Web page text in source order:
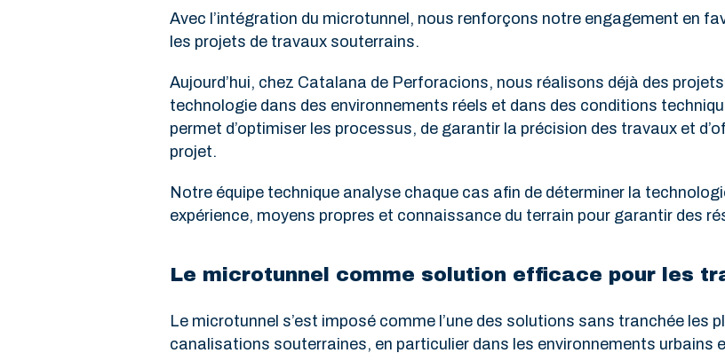
Avec l’intégration du microtunnel, nous renforçons notre engagement en
les projets de travaux souterrains.
Aujourd’hui, chez Catalana de Perforacions, nous réalisons déjà des
technologie dans des environnements réels et dans des conditions
permet d’optimiser les processus, de garantir la précision des travaux et
projet.
Notre équipe technique analyse chaque cas afin de déterminer la
expérience, moyens propres et connaissance du terrain pour garantir des
Le microtunnel comme solution efficace pour les
Le microtunnel s’est imposé comme l’une des solutions sans tranchée les
canalisations souterraines, en particulier dans les environnements urbains